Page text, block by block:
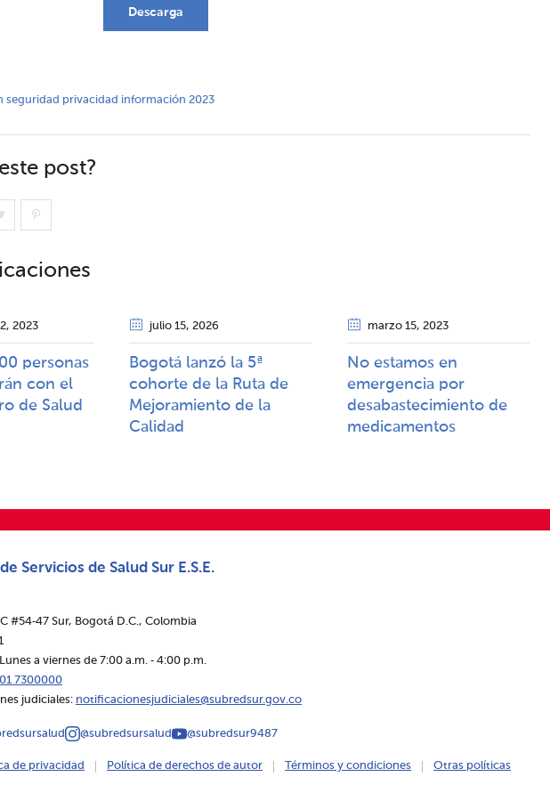
Descarga
seguridad privacidad información 2023
post?
, 2023
personas
con el
de Salud
julio 15, 2026
Bogotá lanzó la 5ª
cohorte de la Ruta de
Mejoramiento de la
Calidad​​
marzo 15, 2023
No estamos en
emergencia por
desabastecimiento de
medicamentos
Servicios de Salud Sur E.S.E.
#54‑47 Sur, Bogotá D.C., Colombia
a viernes de 7:00 a.m. ‑ 4:00 p.m.
7300000
judiciales: notificacionesjudiciales@subredsur.gov.co
@subredsursalud @subredsur9487
de privacidad Política de derechos de autor Términos y condiciones Otras políticas